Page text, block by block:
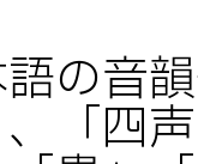
の音
「四